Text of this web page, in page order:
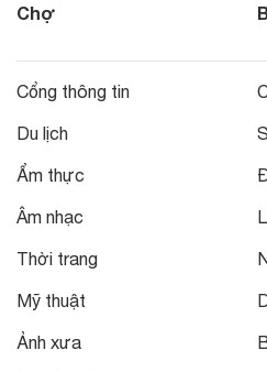
Chợ
Cổng thông tin
Du lịch
Ẩm thực
Âm nhạc
Thời trang
Mỹ thuật
Ảnh xưa